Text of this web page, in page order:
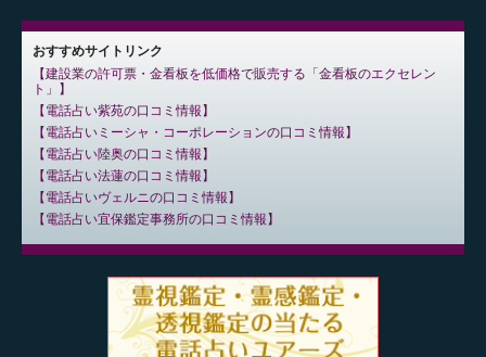
おすすめサイトリンク
建設業の許可票・金看板を低価格で販売する「金看板のエクセレン
ト」
電話占い紫苑の口コミ情報
電話占いミーシャ・コーポレーションの口コミ情報
電話占い陸奥の口コミ情報
電話占い法蓮の口コミ情報
電話占いヴェルニの口コミ情報
電話占い宜保鑑定事務所の口コミ情報